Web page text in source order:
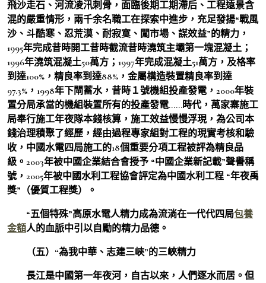
飛沙走石、河流凌汛刺骨，面臨後期工期滯后、工程遠景含
混的嚴重情形，兩千余名職工在探索中進步，充足發揚“戰風
沙、斗酷寒、忍荒漠、耐寂寞、闖市場、謀效益”的精力，
1995年完成昔時開工昔時截流昔時澆筑主壩第一塊混凝土；
1996年澆筑混凝土50萬方；1997年完成混凝土51萬方，及格率
到達100%，精良率到達88%，金屬構造裝置精良率到達
97.3%，1998年下閘蓄水，昔時１號機組投產發電，2000年裝
置分局承當的機組裝置所有的投產發電……時代，萬家寨施工
局奉行施工年夜隊本錢核算，施工效益慢慢浮現，為公司本
錢治理積聚了經歷，經由過程專家組對工程的現實考核和驗
收，中國水電四局施工的18個重要分項工程被評為精良品
級。2003年被中國企業結合會授予 “中國企業新記載”聲譽稱
號，2005年被中國水利工程協會評定為中國水利工程 “年夜禹
獎”（優質工程獎）。
“五個特殊”高原水電人精力成為流淌在一代代四局包養
金額人的血脈中引以自勵的精力品德。
（五）“為我中華、志建三峽”的三峽精力
長江是中國第一年夜河，自古以來，人們逐水而居。但